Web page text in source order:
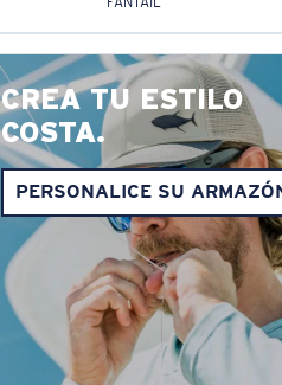
CREA TU ESTILO
COSTA.
PERSONALICE SU